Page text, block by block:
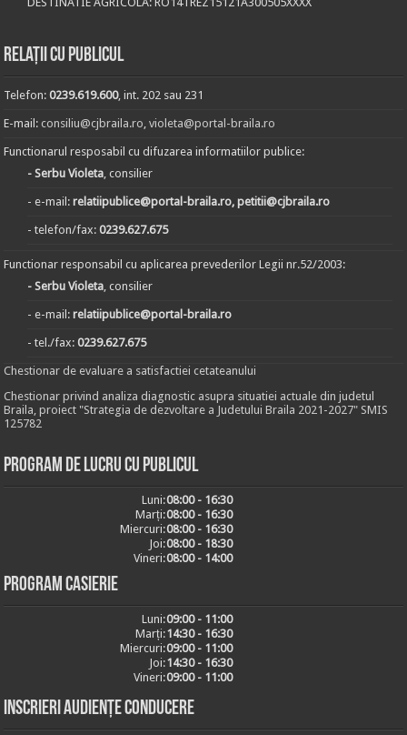
Relații cu publicul
Telefon:0239.619.600, int. 202 sau 231
E-mail:consiliu@cjbraila.ro,violeta@portal-braila.ro
Functionarul resposabil cu difuzarea informatiilor publice:
- Serbu Violeta, consilier
- e-mail:relatiipublice@portal-braila.ro, petitii@cjbraila.ro
- telefon/fax:0239.627.675
Functionar responsabil cu aplicarea prevederilor Legii nr.52/2003:
- Serbu Violeta, consilier
- e-mail:relatiipublice@portal-braila.ro
- tel./fax:0239.627.675
Chestionar de evaluare a satisfactiei cetateanului
Chestionar privind analiza diagnostic asupra situatiei actuale din judetul
Braila, proiect "Strategia de dezvoltare a Judetului Braila 2021-2027" SMIS
125782
Program de lucru cu publicul
Luni:08:00 - 16:30
Marți:08:00 - 16:30
Miercuri:08:00 - 16:30
Joi:08:00 - 18:30
Vineri:08:00 - 14:00
Program casierie
Luni:09:00 - 11:00
Marți:14:30 - 16:30
Miercuri:09:00 - 11:00
Joi:14:30 - 16:30
Vineri:09:00 - 11:00
Inscrieri audiențe conducere